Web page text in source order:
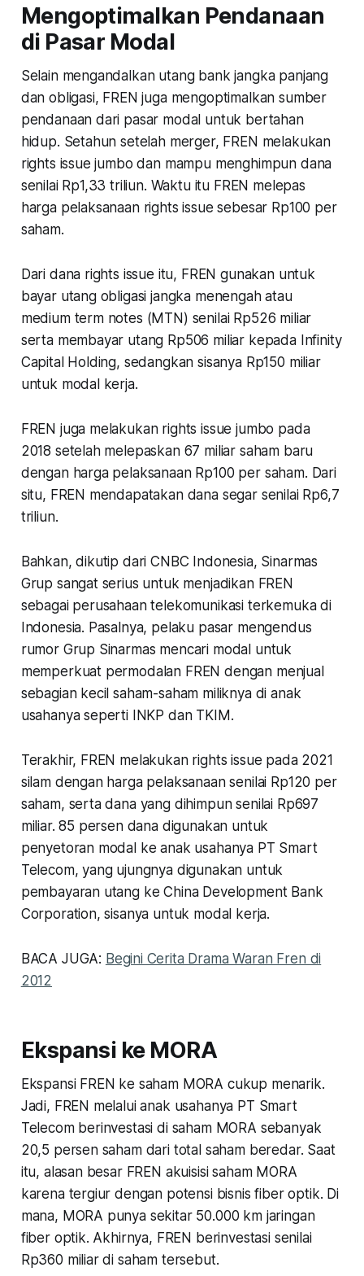
Mengoptimalkan Pendanaan
di Pasar Modal
Selain mengandalkan utang bank jangka panjang
dan obligasi, FREN juga mengoptimalkan sumber
pendanaan dari pasar modal untuk bertahan
hidup. Setahun setelah merger, FREN melakukan
rights issue jumbo dan mampu menghimpun dana
senilai Rp1,33 triliun. Waktu itu FREN melepas
harga pelaksanaan rights issue sebesar Rp100 per
saham.
Dari dana rights issue itu, FREN gunakan untuk
bayar utang obligasi jangka menengah atau
medium term notes (MTN) senilai Rp526 miliar
serta membayar utang Rp506 miliar kepada Infinity
Capital Holding, sedangkan sisanya Rp150 miliar
untuk modal kerja.
FREN juga melakukan rights issue jumbo pada
2018 setelah melepaskan 67 miliar saham baru
dengan harga pelaksanaan Rp100 per saham. Dari
situ, FREN mendapatakan dana segar senilai Rp6,7
triliun.
Bahkan, dikutip dari CNBC Indonesia, Sinarmas
Grup sangat serius untuk menjadikan FREN
sebagai perusahaan telekomunikasi terkemuka di
Indonesia. Pasalnya, pelaku pasar mengendus
rumor Grup Sinarmas mencari modal untuk
memperkuat permodalan FREN dengan menjual
sebagian kecil saham-saham miliknya di anak
usahanya seperti INKP dan TKIM.
Terakhir, FREN melakukan rights issue pada 2021
silam dengan harga pelaksanaan senilai Rp120 per
saham, serta dana yang dihimpun senilai Rp697
miliar. 85 persen dana digunakan untuk
penyetoran modal ke anak usahanya PT Smart
Telecom, yang ujungnya digunakan untuk
pembayaran utang ke China Development Bank
Corporation, sisanya untuk modal kerja.
BACA JUGA: Begini Cerita Drama Waran Fren di
2012
Ekspansi ke MORA
Ekspansi FREN ke saham MORA cukup menarik.
Jadi, FREN melalui anak usahanya PT Smart
Telecom berinvestasi di saham MORA sebanyak
20,5 persen saham dari total saham beredar. Saat
itu, alasan besar FREN akuisisi saham MORA
karena tergiur dengan potensi bisnis fiber optik. Di
mana, MORA punya sekitar 50.000 km jaringan
fiber optik. Akhirnya, FREN berinvestasi senilai
Rp360 miliar di saham tersebut.